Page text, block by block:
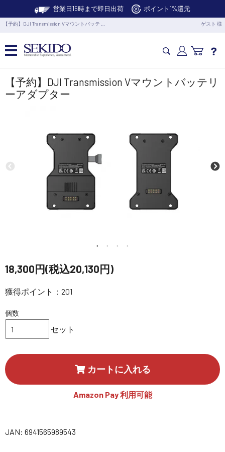
営業日15時まで即日出荷 ポイント1%還元
【予約】DJI Transmission Vマウントバッテ … ゲスト 様
カメラドローン・生活家電
業務用ドローン・業務関連製品
水中ドローン(ROV)・水中スクーター
RC・ロボット部品
定期配信!
サポート・Q&A / 法人・学生のお客様
SEKIDO
【予約】DJI Transmission Vマウントバッテリ
ーアダプター
18,300円(税込20,130円)
獲得ポイント：201
個数
セット
カートに入れる
Amazon Pay 利用可能
JAN: 6941565989543